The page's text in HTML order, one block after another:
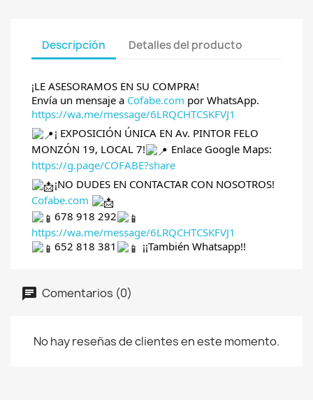
Descripción Detalles del producto
¡LE ASESORAMOS EN SU COMPRA!
Envía un mensaje a Cofabe.com por WhatsApp.
https://wa.me/message/6LRQCHTCSKFVJ1
¡ EXPOSICIÓN ÚNICA EN Av. PINTOR FELO
MONZÓN 19, LOCAL 7!
Enlace Google Maps:
https://g.page/COFABE?share
¡NO DUDES EN CONTACTAR CON NOSOTROS!
Cofabe.com
678 918 292
https://wa.me/message/6LRQCHTCSKFVJ1
652 818 381
¡¡También Whatsapp!!
Comentarios (0)
No hay reseñas de clientes en este momento.